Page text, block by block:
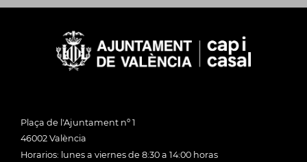
Plaça de l'Ajuntament nº 1
46002 València
Horarios: lunes a viernes de 8:30 a 14:00 horas